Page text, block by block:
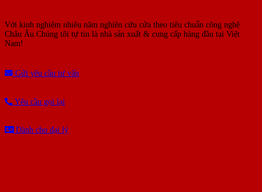
Với kinh nghiệm nhiêu năm nghiên cứu cửa theo tiêu chuẩn công nghệ
Châu Âu.Chúng tôi tự tin là nhà sản xuất & cung cấp hàng đầu tại Việt
Nam!
Gửi yêu cầu tư vấn
Yêu cầu gọi lại
Dành cho đại lý